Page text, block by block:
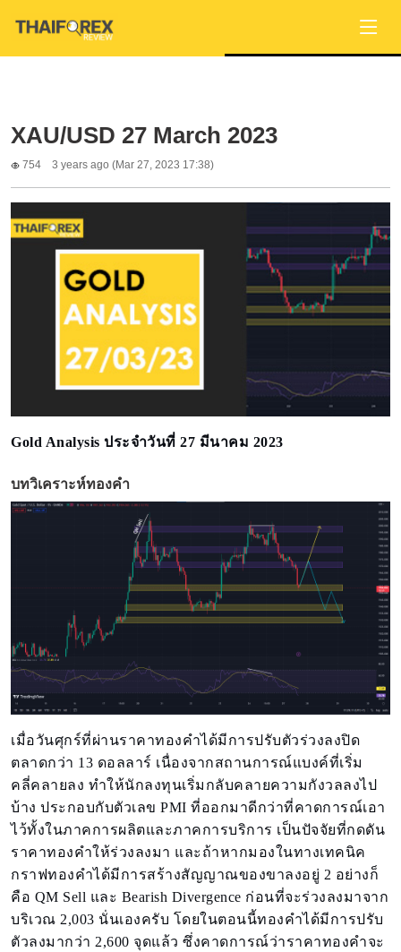
XAU/USD 27 March 2023
754 3 years ago (Mar 27, 2023 17:38)
Gold Analysis ประจำวันที่ 27 มีนาคม 2023
บทวิเคราะห์ทองคำ
เมื่อวันศุกร์ที่ผ่านราคาทองคำได้มีการปรับตัวร่วงลงปิด
ตลาดกว่า 13 ดอลลาร์ เนื่องจากสถานการณ์แบงค์ที่เริ่ม
คลี่คลายลง ทำให้นักลงทุนเริ่มกลับคลายความกังวลลงไป
บ้าง ประกอบกับตัวเลข PMI ที่ออกมาดีกว่าที่คาดการณ์เอา
ไว้ทั้งในภาคการผลิตและภาคการบริการ เป็นปัจจัยที่กดดัน
ราคาทองคำให้ร่วงลงมา และถ้าหากมองในทางเทคนิค
กราฟทองคำได้มีการสร้างสัญญาณของขาลงอยู่ 2 อย่างก็
คือ QM Sell และ Bearish Divergence ก่อนที่จะร่วงลงมาจาก
บริเวณ 2,003 นั่นเองครับ โดยในตอนนี้ทองคำได้มีการปรับ
ตัวลงมากว่า 2,600 จุดแล้ว ซึ่งคาดการณ์ว่าราคาทองคำจะ